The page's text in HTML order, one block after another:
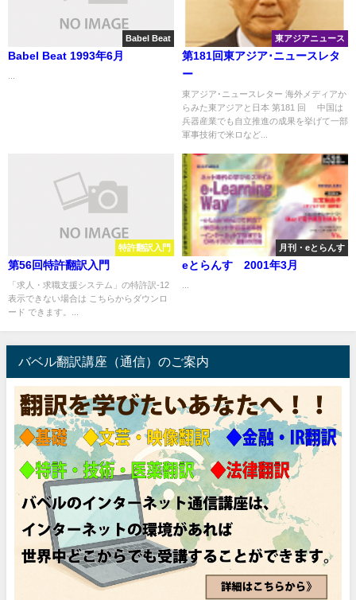
Babel Beat
Babel Beat 1993年6月
東アジアニュース
第181回東アジア･ニュースレタ
ー
東アジア･ニュースレター 海外メディアか
らみた東アジアと日本 第181 回 中国は
兵器産業でも自立推進の成果を挙げて一部
軍事技術で米ロなど...
特許翻訳入門
第56回特許翻訳入門
「求人・求職支援システム」の特許訳-12
表示できない場合は こちらからダウンロ
ード できます。...
月刊・eとらんす
eとらんす 2001年3月
バベル翻訳講座（通信）のご案内